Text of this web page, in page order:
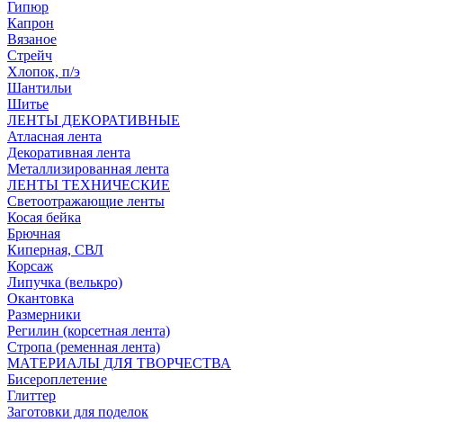
Гипюр
Капрон
Вязаное
Стрейч
Хлопок, п/э
Шантильи
Шитье
ЛЕНТЫ ДЕКОРАТИВНЫЕ
Атласная лента
Декоративная лента
Металлизированная лента
ЛЕНТЫ ТЕХНИЧЕСКИЕ
Светоотражающие ленты
Косая бейка
Брючная
Киперная, СВЛ
Корсаж
Липучка (велькро)
Окантовка
Размерники
Регилин (корсетная лента)
Стропа (ременная лента)
МАТЕРИАЛЫ ДЛЯ ТВОРЧЕСТВА
Бисероплетение
Глиттер
Заготовки для поделок